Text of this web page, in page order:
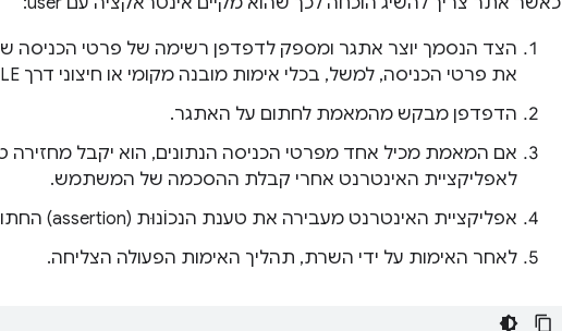
הצד הנסמך יוצר אתגר ומספק לדפדפן רשימה של פרטי הכניסה
את פרטי הכניסה, למשל, בכלי אימות מובנה מקומי או חיצוני דרך USB, BLE וכו'.
הדפדפן מבקש מהמאמת לחתום על האתגר.
לאפליקציית האינטרנט אחרי קבלת ההסכמה של המשתמש.
אפליקציית האינטרנט מעבירה את טענת הנכוֹנוּת (assertion) החתומה לשרת עבור הצד הנסמך כדי לאמת.
לאחר האימות על ידי השרת, תהליך האימות הפעולה הצליחה.